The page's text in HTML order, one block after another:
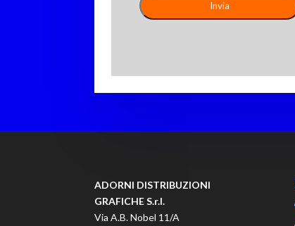
ADORNI DISTRIBUZIONI
GRAFICHE S.r.l.
Via A.B. Nobel 11/A